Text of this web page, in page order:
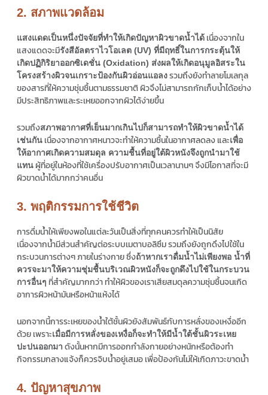
2. สภาพแวดล้อม
แสงแดดเป็นหนึ่งปัจจัยที่ทำให้เกิดปัญหาผิวขาดน้ำได้ เนื่องจากใน
แสงแดดจะมีรังสีอัลตราไวโอเลต (UV) ที่มีฤทธิ์ในการกระตุ้นให้
เกิดปฏิกิริยาออกซิเดชั่น (Oxidation) ส่งผลให้เกิดอนุมูลอิสระใน
โครงสร้างผิวจนเกราะป้องกันผิวอ่อนแอลงรวมถึงยังทำลายโมเลกุล
ของสารที่ให้ความชุ่มชื้นตามธรรมชาติ ผิวจึงไม่สามารถกักเก็บน้ำได้อย่าง
มีประสิทธิภาพและระเหยออกจากผิวได้ง่ายขึ้น
รวมถึงสภาพอากาศที่เย็นมากเกินไปก็สามารถทำให้ผิวขาดน้ำได้
เช่นกัน เนื่องจากอากาศหนาวจะทำให้ความชื้นในอากาศลดลง และเพื่อ
ให้อากาศเกิดความสมดุล ความชื้นที่อยู่ใต้ผิวหนังจึงถูกนำมาใช้
แทน ผู้ที่อยู่ในห้องที่ใช้เครื่องปรับอากาศเป็นเวลานานๆ จึงมีโอกาสที่จะมี
ผิวขาดน้ำได้มากกว่าคนอื่น
3. พฤติกรรมการใช้ชีวิต
การดื่มน้ำให้เพียงพอในแต่ละวันเป็นสิ่งที่ทุกคนควรทำให้เป็นนิสัย
เนื่องจากน้ำมีส่วนสำคัญต่อระบบเมตาบอลิซึม รวมถึงยังถูกดึงไปใช้ใน
กระบวนการต่างๆ ภายในร่างกาย ซึ่งถ้าหากเราดื่มน้ำไม่เพียงพอ น้ำที่
ควรจะมาให้ความชุ่มชื้นบริเวณผิวหนังก็จะถูกดึงไปใช้ในกระบวน
การอื่นๆ ที่สำคัญมากกว่า ทำให้ผิวของเราเสียสมดุลความชุ่มชื้นจนเกิด
อาการผิวหน้ามันหรือหน้าแห้งได้
นอกจากนี้การระเหยของน้ำใต้ชั้นผิวยังสัมพันธ์กับการหลั่งของเหงื่ออีก
ด้วย เพราะเมื่อมีการหลั่งของเหงื่อก็จะทำให้มีน้ำใต้ชั้นผิวระเหย
ปะปนออกมา ดังนั้นหากมีการออกกำลังกายอย่างหนักหรือต้องทำ
กิจกรรมกลางแจ้งก็ควรจิบน้ำอยู่เสมอ เพื่อป้องกันไม่ให้เกิดภาวะขาดน้ำ
4. ปัญหาสุขภาพ